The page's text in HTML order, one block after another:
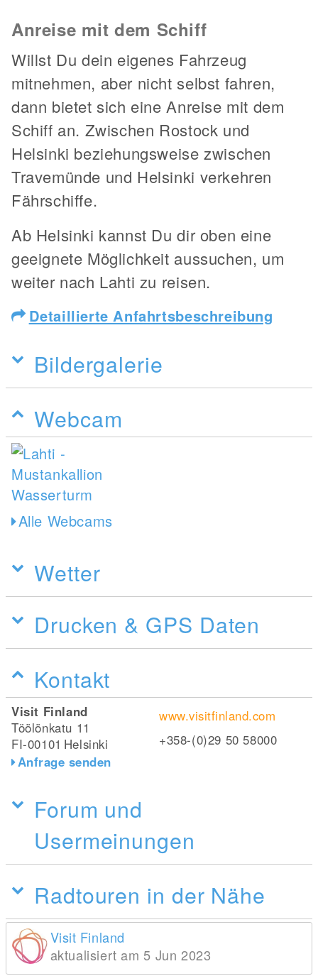
Anreise mit dem Schiff
Willst Du dein eigenes Fahrzeug
mitnehmen, aber nicht selbst fahren,
dann bietet sich eine Anreise mit dem
Schiff an. Zwischen Rostock und
Helsinki beziehungsweise zwischen
Travemünde und Helsinki verkehren
Fährschiffe.
Ab Helsinki kannst Du dir oben eine
geeignete Möglichkeit aussuchen, um
weiter nach Lahti zu reisen.
Detaillierte Anfahrtsbeschreibung
Bildergalerie
Webcam
Alle Webcams
Wetter
Drucken & GPS Daten
Kontakt
Visit Finland
Töölönkatu 11
FI-00101 Helsinki
Anfrage senden
www.visitfinland.com
+358-(0)29 50 58000
Forum und
Usermeinungen
Radtouren in der Nähe
Visit Finland
aktualisiert am 5 Jun 2023